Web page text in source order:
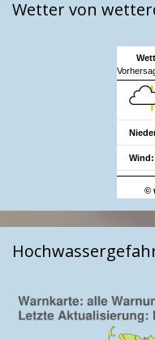
Wetter von
Wind:
©